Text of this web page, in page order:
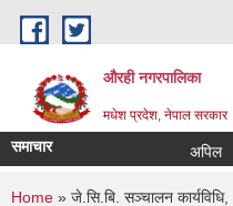
Skip to main content
औरही नगरपालिका
मधेश प्रदेश, नेपाल सरकार
समाचार अपिल
Home » जे.सि.बि. सञ्चालन